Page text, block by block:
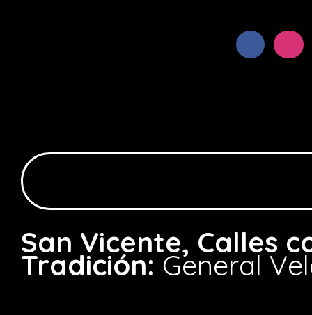
San Vicente, Calles
Tradición: General